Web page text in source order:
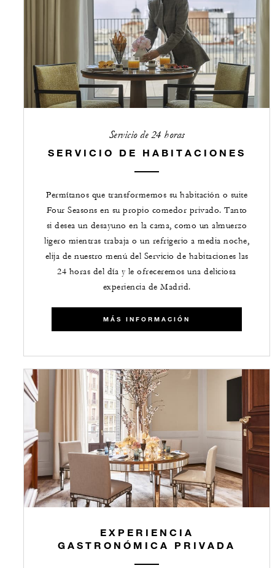
Servicio de 24 horas
SERVICIO DE HABITACIONES
Permítanos que transformemos su habitación o suite
Four Seasons en su propio comedor privado. Tanto
si desea un desayuno en la cama, como un almuerzo
ligero mientras trabaja o un refrigerio a media noche,
elija de nuestro menú del Servicio de habitaciones las
24 horas del día y le ofreceremos una deliciosa
experiencia de Madrid.
​​MÁS INFORMACIÓN
EXPERIENCIA
GASTRONÓMICA PRIVADA